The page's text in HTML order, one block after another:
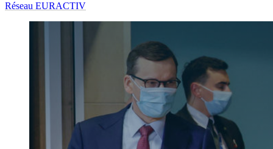
Réseau EURACTIV